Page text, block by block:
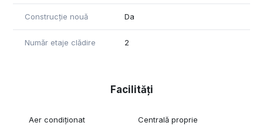
Construcție nouă Da
Număr etaje clădire 2
Facilități
Aer condiționat Centrală proprie